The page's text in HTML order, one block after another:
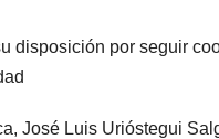
disposición por seguir
José Luis Urióstegui